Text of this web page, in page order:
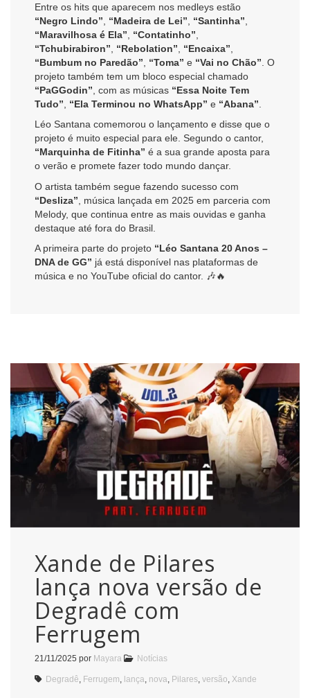
Entre os hits que aparecem nos medleys estão
“Negro Lindo”
“Madeira de Lei” “Santinha”
“Maravilhosa é Ela”
“Contatinho”
“Tchubirabiron”
“Rebolation” “Encaixa”
“Bumbum no Paredão”
“Toma” e “Vai no Chão” . O
projeto também tem um bloco especial chamado
“PaGGodin” , com as músicas “Essa Noite Tem
Tudo”
“Ela Terminou no WhatsApp” e “Abana”
Léo Santana comemorou o lançamento e disse que o
projeto é muito especial para ele. Segundo o cantor,
“Marquinha de Fitinha” é a sua grande aposta para
o verão e promete fazer todo mundo dançar.
O artista também segue fazendo sucesso com
“Desliza” , música lançada em 2025 em parceria com
Melody, que continua entre as mais ouvidas e ganha
destaque até fora do Brasil.
A primeira parte do projeto “Léo Santana 20 Anos –
DNA de GG” já está disponível nas plataformas de
música e no YouTube oficial do cantor. 🎶🔥
Xande de Pilares
lança nova versão de
Degradê com
Ferrugem
21/11/2025 por Mayara Notícias
Degradê Ferrugem lança nova Pilares versão Xande